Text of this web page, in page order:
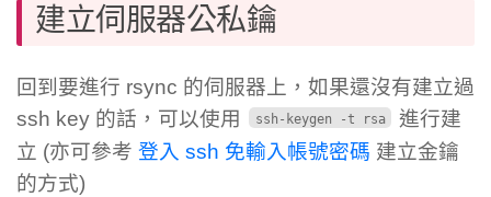
建立伺服器公私鑰
回到要進行 rsync 的伺服器上，如果還沒有建立過
ssh key 的話，可以使用
ssh-keygen -t rsa
進行建
立 (亦可參考 登入 ssh 免輸入帳號密碼 建立金鑰
的方式)